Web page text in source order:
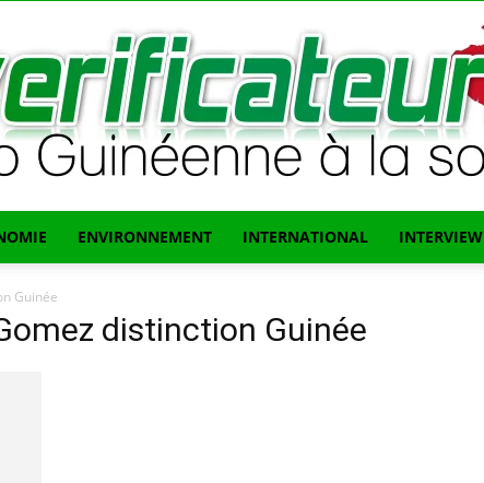
ENVIRONNEMENT INTERNATIONAL INTERVIEW
Guinée
distinction Guinée